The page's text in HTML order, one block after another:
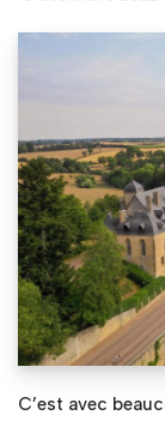
C’est avec